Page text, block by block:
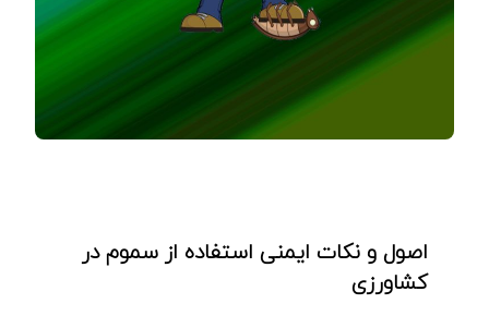
اصول و نکات ایمنی استفاده از سموم در
کشاورزی